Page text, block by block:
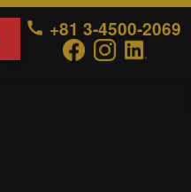
+81 3-4500-2069